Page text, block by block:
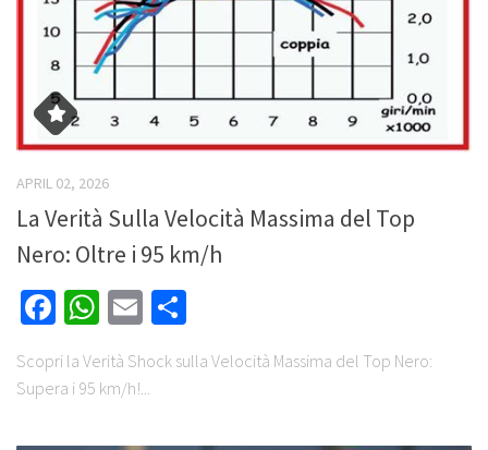
APRIL 02, 2026
La Verità Sulla Velocità Massima del Top
Nero: Oltre i 95 km/h
Facebook
WhatsApp
Email
Scopri la Verità Shock sulla Velocità Massima del Top Nero:
Supera i 95 km/h!...